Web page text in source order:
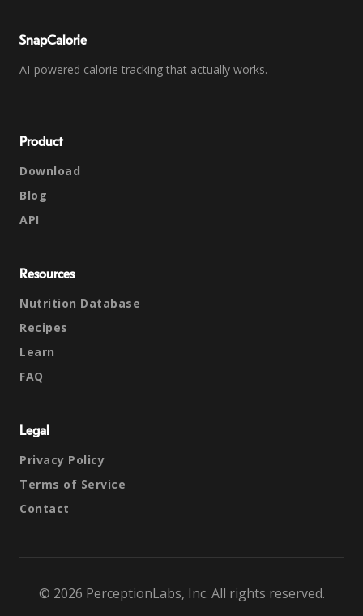
SnapCalorie
AI-powered calorie tracking that actually works.
Product
Download
Blog
API
Resources
Nutrition Database
Recipes
Learn
FAQ
Legal
Privacy Policy
Terms of Service
Contact
© 2026 PerceptionLabs, Inc. All rights reserved.